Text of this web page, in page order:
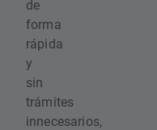
de
forma
rápida
y
sin
trámites
innecesarios,